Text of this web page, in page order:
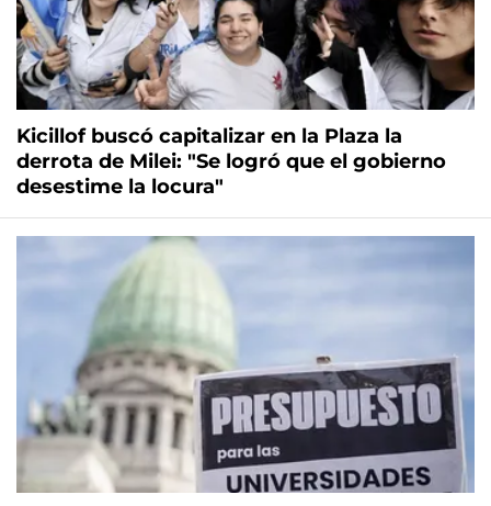
Kicillof buscó capitalizar en la Plaza la
derrota de Milei: "Se logró que el gobierno
desestime la locura"